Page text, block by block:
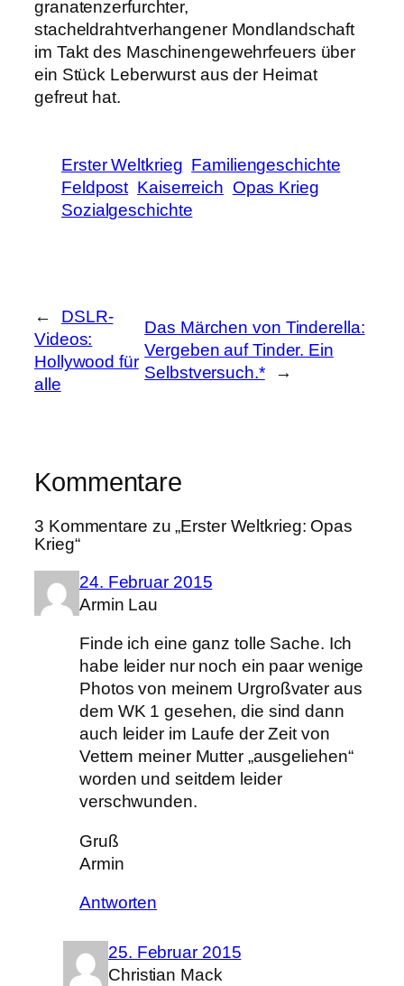
granatenzerfurchter,
stacheldrahtverhangener Mondlandschaft
im Takt des Maschinengewehrfeuers über
ein Stück Leberwurst aus der Heimat
gefreut hat.
Erster Weltkrieg Familiengeschichte
Feldpost Kaiserreich Opas Krieg
Sozialgeschichte
←
DSLR-
Videos:
Hollywood für
alle
Das Märchen von Tinderella:
Vergeben auf Tinder. Ein
Selbstversuch.*
→
Kommentare
3 Kommentare zu „Erster Weltkrieg: Opas
Krieg“
24. Februar 2015
Armin Lau
Finde ich eine ganz tolle Sache. Ich
habe leider nur noch ein paar wenige
Photos von meinem Urgroßvater aus
dem WK 1 gesehen, die sind dann
auch leider im Laufe der Zeit von
Vettern meiner Mutter „ausgeliehen“
worden und seitdem leider
verschwunden.
Gruß
Armin
Antworten
25. Februar 2015
Christian Mack